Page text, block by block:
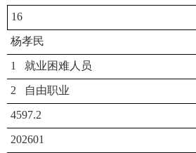
16
杨孝民
1 就业困难人员
2 自由职业
4597.2
202601